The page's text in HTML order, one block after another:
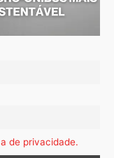
de privacidade.